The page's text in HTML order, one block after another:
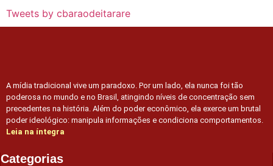
Tweets by cbaraodeitarare
A mídia tradicional vive um paradoxo. Por um lado, ela nunca foi tão
poderosa no mundo e no Brasil, atingindo níveis de concentração sem
precedentes na história. Além do poder econômico, ela exerce um brutal
poder ideológico: manipula informações e condiciona comportamentos.
Leia na íntegra
Categorias